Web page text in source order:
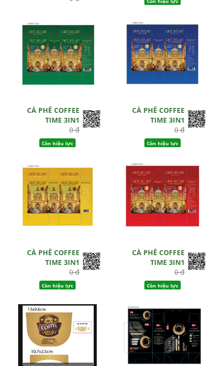
CÀ PHÊ COFFEE
TIME 3IN1
0 đ
Còn hiệu lực
CÀ PHÊ COFFEE
TIME 3IN1
0 đ
Còn hiệu lực
CÀ PHÊ COFFEE
TIME 3IN1
0 đ
Còn hiệu lực
CÀ PHÊ COFFEE
TIME 3IN1
0 đ
Còn hiệu lực